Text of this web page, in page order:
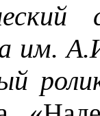
им.